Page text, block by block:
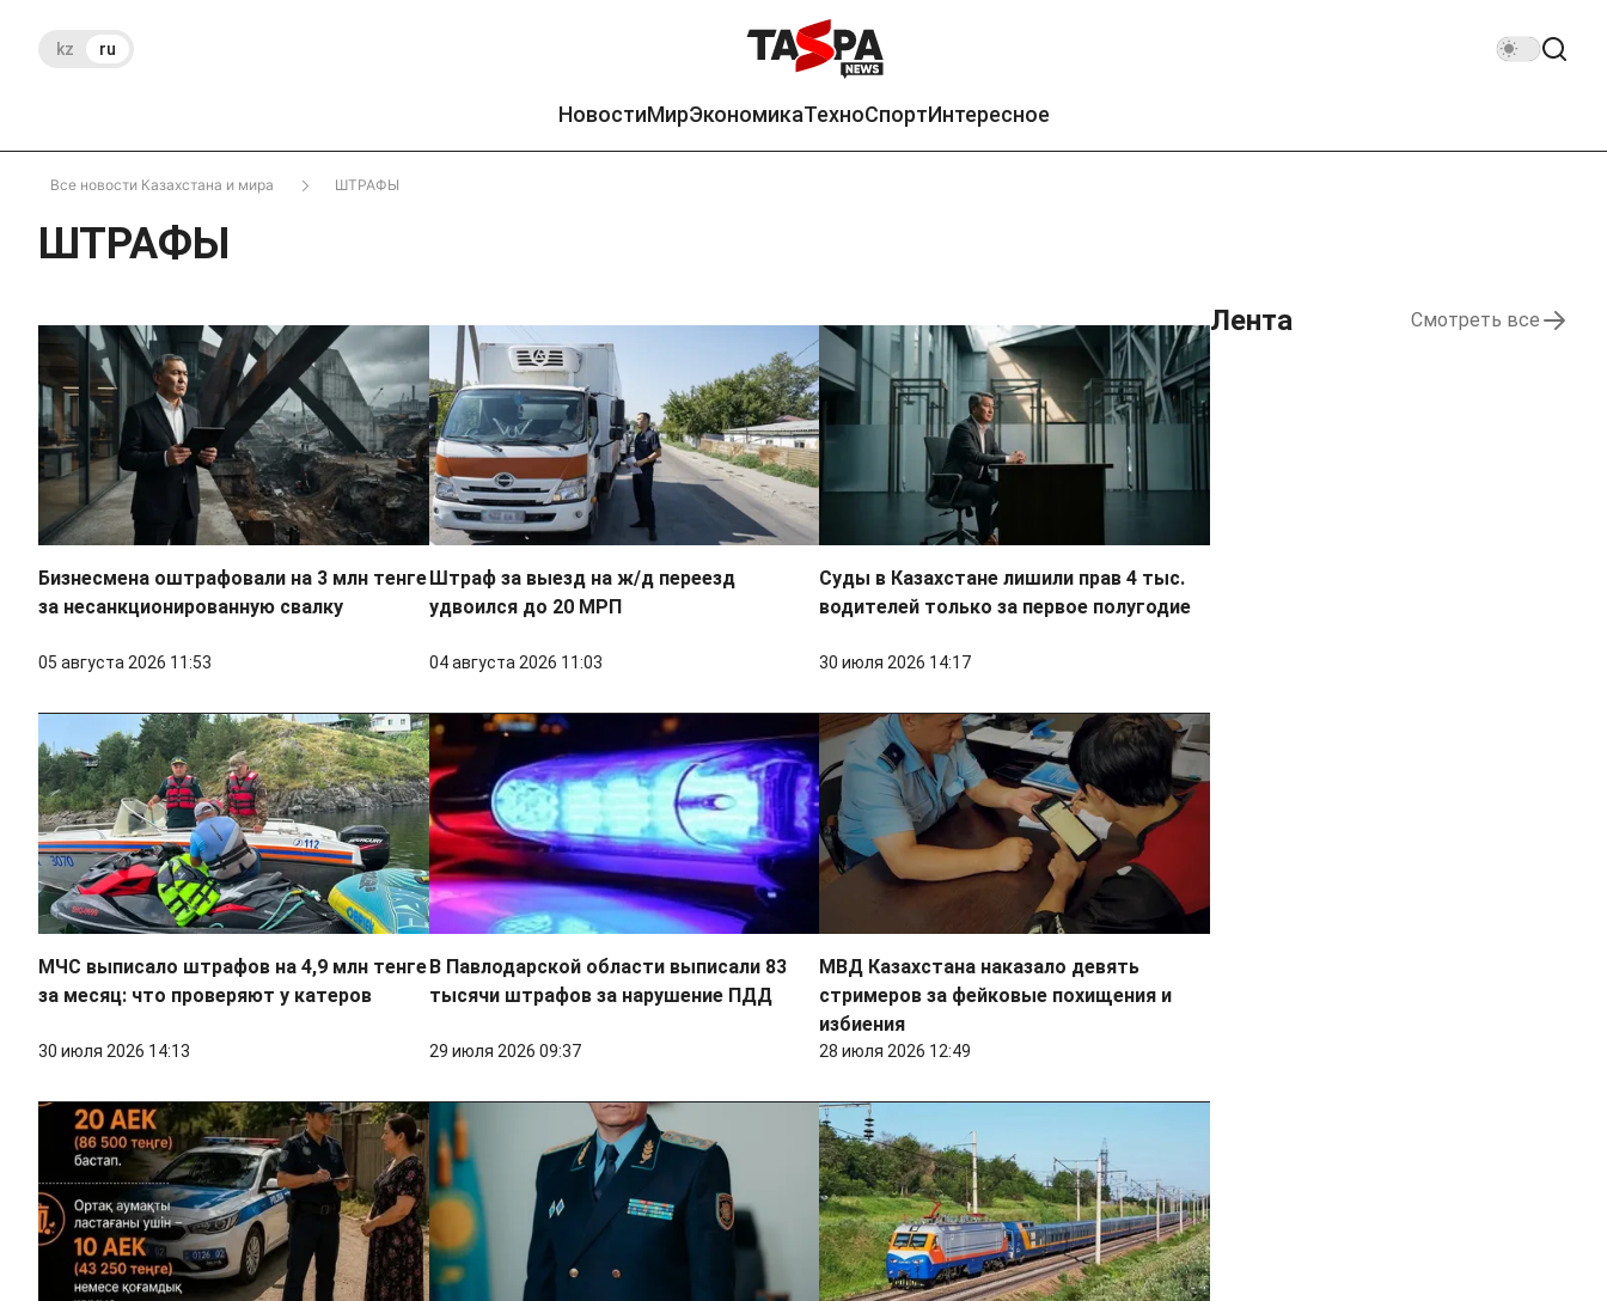
kz ru
НовостиМирЭкономикаТехноСпортИнтересное
Все новости Казахстана и мира ШТРАФЫ
ШТРАФЫ
Бизнесмена оштрафовали на 3 млн тенге
за несанкционированную свалку
05 августа 2026 11:53
Штраф за выезд на ж/д переезд
удвоился до 20 МРП
04 августа 2026 11:03
Суды в Казахстане лишили прав 4 тыс.
водителей только за первое полугодие
30 июля 2026 14:17
МЧС выписало штрафов на 4,9 млн тенге
за месяц: что проверяют у катеров
30 июля 2026 14:13
В Павлодарской области выписали 83
тысячи штрафов за нарушение ПДД
29 июля 2026 09:37
МВД Казахстана наказало девять
стримеров за фейковые похищения и
избиения
28 июля 2026 12:49
Лента Смотреть все